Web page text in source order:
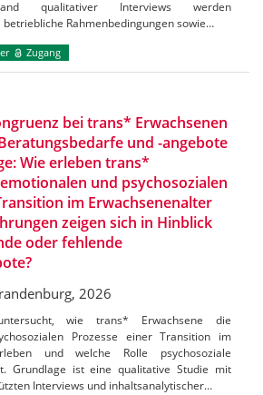
qualitativer Interviews werden
betriebliche Rahmenbedingungen sowie…
Zugang
bei trans* Erwachsenen
und -angebote
Wie erleben trans*
und psychosozialen
im Erwachsenenalter
zeigen sich in Hinblick
oder fehlende
2026
wie trans* Erwachsene die
Prozesse einer Transition im
und welche Rolle psychosoziale
Grundlage ist eine qualitative Studie mit
Interviews und inhaltsanalytischer…